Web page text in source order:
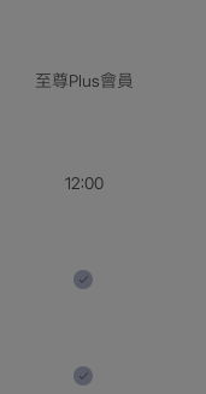
至尊Plus會員
12:00